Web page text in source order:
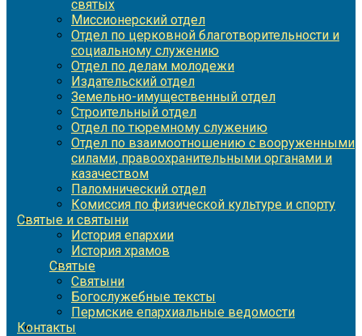
святых
Миссионерский отдел
Отдел по церковной благотворительности и
социальному служению
Отдел по делам молодежи
Издательский отдел
Земельно-имущественный отдел
Строительный отдел
Отдел по тюремному служению
Отдел по взаимоотношению с вооруженными
силами, правоохранительными органами и
казачеством
Паломнический отдел
Комиссия по физической культуре и спорту
Святые и святыни
История епархии
История храмов
Святые
Святыни
Богослужебные тексты
Пермские епархиальные ведомости
Контакты